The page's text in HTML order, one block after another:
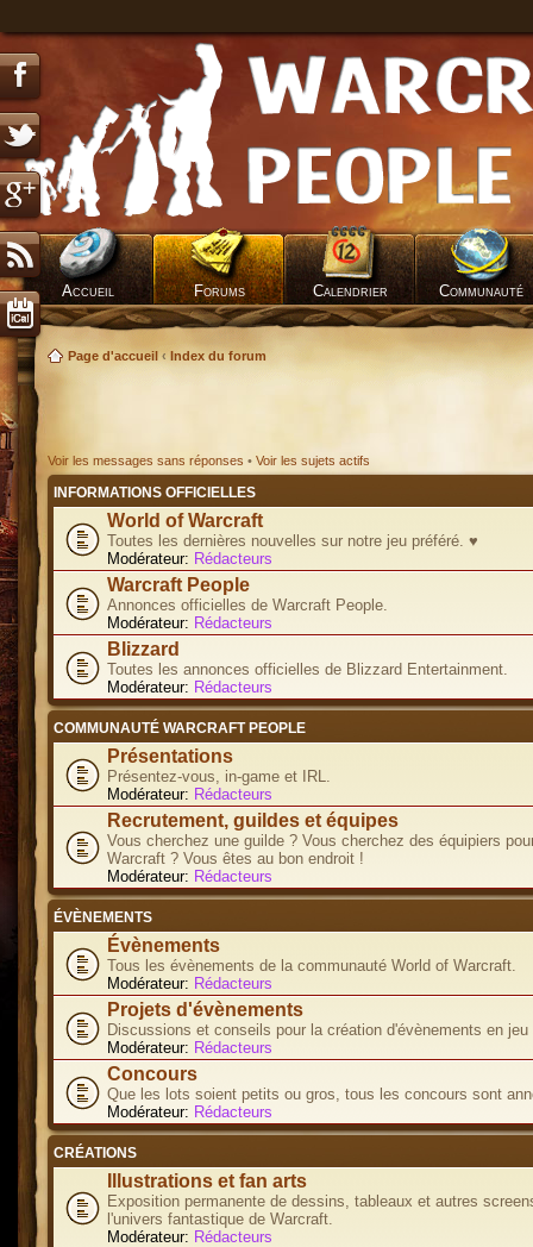
Accueil Forums Calendrier Communauté
Page d'accueil ‹ Index du forum
Voir les messages sans réponses • Voir les sujets actifs
INFORMATIONS OFFICIELLES
World of Warcraft
Toutes les dernières nouvelles sur notre jeu préféré. ♥
Modérateur: Rédacteurs
Warcraft People
Annonces officielles de Warcraft People.
Modérateur: Rédacteurs
Blizzard
Toutes les annonces officielles de Blizzard Entertainment.
Modérateur: Rédacteurs
COMMUNAUTÉ WARCRAFT PEOPLE
Présentations
Présentez-vous, in-game et IRL.
Modérateur: Rédacteurs
Recrutement, guildes et équipes
Vous cherchez une guilde ? Vous cherchez des équipiers
Warcraft ? Vous êtes au bon endroit !
Modérateur: Rédacteurs
ÉVÈNEMENTS
Évènements
Tous les évènements de la communauté World of Warcraft.
Modérateur: Rédacteurs
Projets d'évènements
Discussions et conseils pour la création d'évènements en jeu
Modérateur: Rédacteurs
Concours
Que les lots soient petits ou gros, tous les concours sont
Modérateur: Rédacteurs
CRÉATIONS
Illustrations et fan arts
Exposition permanente de dessins, tableaux et autres
l'univers fantastique de Warcraft.
Modérateur: Rédacteurs